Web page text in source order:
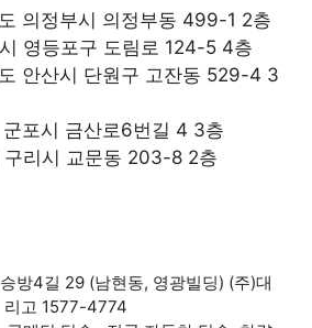
의정부시 의정부동 499-1 2층
영등포구 도림로 124-5 4층
안산시 단원구 고잔동 529-4 3
포시 금산로6번길 4 3층
리시 교문동 203-8 2층
방4길 29 (남현동, 영광빌딩) (주)대
리고 1577-4774